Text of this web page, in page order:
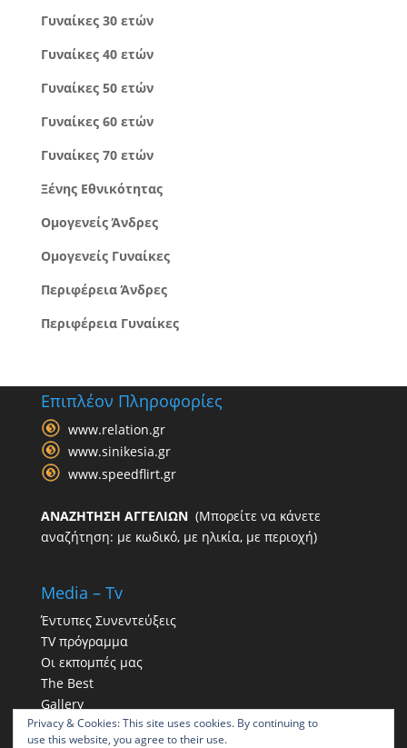
Γυναίκες 30 ετών
Γυναίκες 40 ετών
Γυναίκες 50 ετών
Γυναίκες 60 ετών
Γυναίκες 70 ετών
Ξένης Εθνικότητας
Ομογενείς Άνδρες
Ομογενείς Γυναίκες
Περιφέρεια Άνδρες
Περιφέρεια Γυναίκες
Επιπλέον Πληροφορίες
www.relation.gr
www.sinikesia.gr
www.speedflirt.gr
ΑΝΑΖΗΤΗΣΗ ΑΓΓΕΛΙΩΝ(Μπορείτε να κάνετε
αναζήτηση: με κωδικό, με ηλικία, με περιοχή)
Media – Tv
Έντυπες Συνεντεύξεις
TV πρόγραμμα
Οι εκπομπές μας
The Best
Gallery
Η παρουσία μας στα social
Privacy & Cookies: This site uses cookies. By continuing to
use this website, you agree to their use.